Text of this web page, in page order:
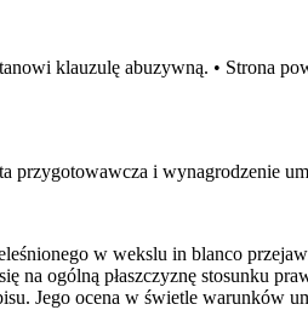
klauzulę abuzywną. • Strona
przygotowawcza i wynagrodzenie
w wekslu in blanco
na ogólną płaszczyznę stosunku
Jego ocena w świetle